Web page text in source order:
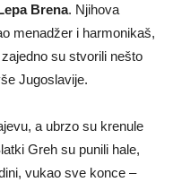
Brena. Njihova
menadžer i harmonikaš,
su stvorili nešto
Jugoslavije.
a ubrzo su krenule
Greh su punili hale,
vukao sve konce –